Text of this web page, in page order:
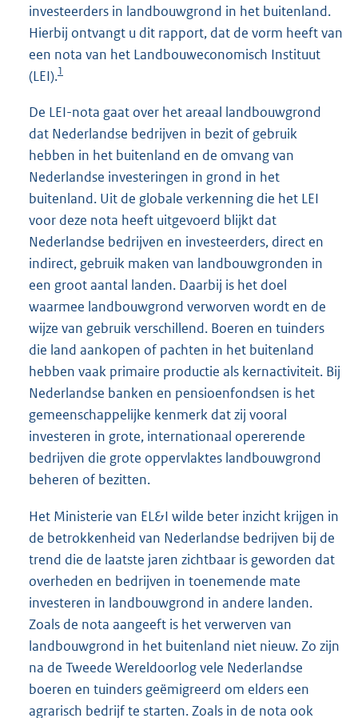
investeerders in landbouwgrond in het buitenland.
Hierbij ontvangt u dit rapport, dat de vorm heeft van
een nota van het Landbouweconomisch Instituut
(LEI).1
De LEI-nota gaat over het areaal landbouwgrond
dat Nederlandse bedrijven in bezit of gebruik
hebben in het buitenland en de omvang van
Nederlandse investeringen in grond in het
buitenland. Uit de globale verkenning die het LEI
voor deze nota heeft uitgevoerd blijkt dat
Nederlandse bedrijven en investeerders, direct en
indirect, gebruik maken van landbouwgronden in
een groot aantal landen. Daarbij is het doel
waarmee landbouwgrond verworven wordt en de
wijze van gebruik verschillend. Boeren en tuinders
die land aankopen of pachten in het buitenland
hebben vaak primaire productie als kernactiviteit. Bij
Nederlandse banken en pensioenfondsen is het
gemeenschappelijke kenmerk dat zij vooral
investeren in grote, internationaal opererende
bedrijven die grote oppervlaktes landbouwgrond
beheren of bezitten.
Het Ministerie van EL&I wilde beter inzicht krijgen in
de betrokkenheid van Nederlandse bedrijven bij de
trend die de laatste jaren zichtbaar is geworden dat
overheden en bedrijven in toenemende mate
investeren in landbouwgrond in andere landen.
Zoals de nota aangeeft is het verwerven van
landbouwgrond in het buitenland niet nieuw. Zo zijn
na de Tweede Wereldoorlog vele Nederlandse
boeren en tuinders geëmigreerd om elders een
agrarisch bedrijf te starten. Zoals in de nota ook